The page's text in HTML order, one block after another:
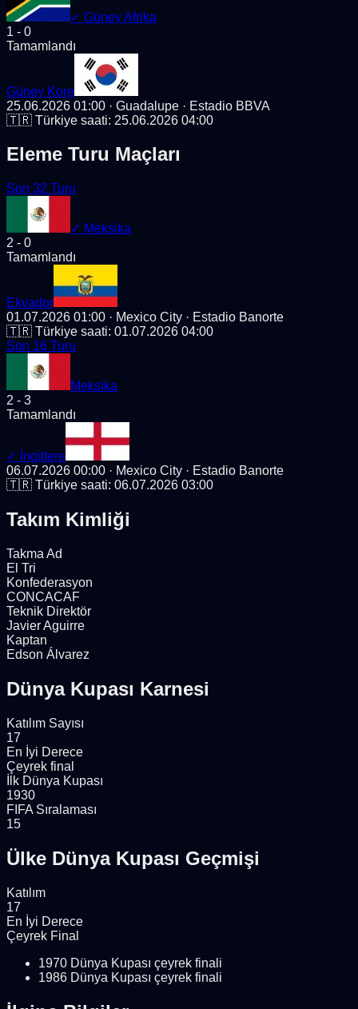
✓ Güney Afrika
1 - 0
Tamamlandı
Güney Kore
25.06.2026 01:00 · Guadalupe · Estadio BBVA
🇹🇷 Türkiye saati: 25.06.2026 04:00
Eleme Turu Maçları
Son 32 Turu
✓ Meksika
2 - 0
Tamamlandı
Ekvador
01.07.2026 01:00 · Mexico City · Estadio Banorte
🇹🇷 Türkiye saati: 01.07.2026 04:00
Son 16 Turu
Meksika
2 - 3
Tamamlandı
✓
İngiltere
06.07.2026 00:00 · Mexico City · Estadio Banorte
🇹🇷 Türkiye saati: 06.07.2026 03:00
Takım Kimliği
Takma Ad
El Tri
Konfederasyon
CONCACAF
Teknik Direktör
Javier Aguirre
Kaptan
Edson Álvarez
Dünya Kupası Karnesi
Katılım Sayısı
17
En İyi Derece
Çeyrek final
İlk Dünya Kupası
1930
FIFA Sıralaması
15
Ülke Dünya Kupası Geçmişi
Katılım
17
En İyi Derece
Çeyrek Final
1970 Dünya Kupası çeyrek finali
1986 Dünya Kupası çeyrek finali